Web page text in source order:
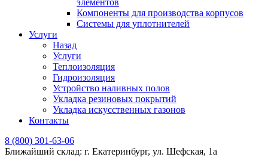
элементов
Компоненты для производства корпусов
Системы для уплотнителей
Услуги
Назад
Услуги
Теплоизоляция
Гидроизоляция
Устройство наливных полов
Укладка резиновых покрытий
Укладка искусственных газонов
Контакты
8 (800) 301-63-06
Ближайший склад: г. Екатеринбург, ул. Шефская, 1а